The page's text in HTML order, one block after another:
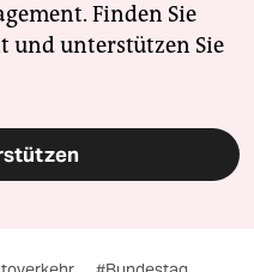
Finden Sie
und unterstützen Sie